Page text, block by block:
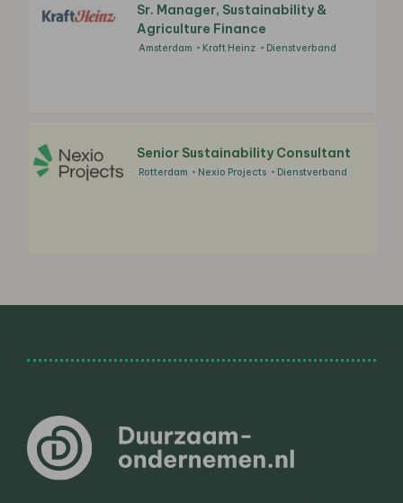
Sr. Manager, Sustainability &
Agriculture Finance
Amsterdam Kraft Heinz Dienstverband
Senior Sustainability Consultant
Rotterdam Nexio Projects Dienstverband